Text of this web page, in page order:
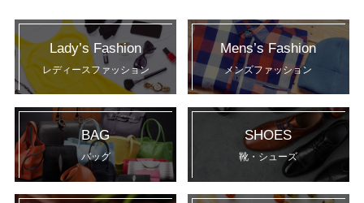
Lady’s Fashion
レディースファッション
Mens’s Fashion
メンズファッション
BAG
バッグ
SHOES
靴・シューズ